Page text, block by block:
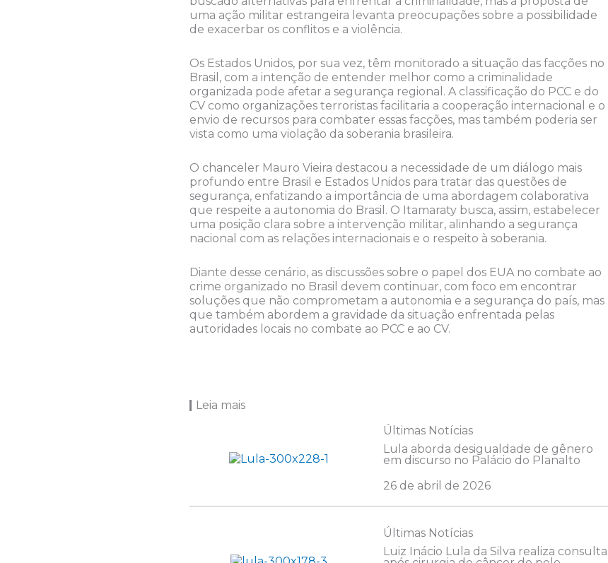
uma ação militar estrangeira levanta preocupações sobre a possibilidade
de exacerbar os conflitos e a violência.
Os Estados Unidos, por sua vez, têm monitorado a situação das facções no
Brasil, com a intenção de entender melhor como a criminalidade
organizada pode afetar a segurança regional. A classificação do PCC e do
CV como organizações terroristas facilitaria a cooperação internacional e o
envio de recursos para combater essas facções, mas também poderia ser
vista como uma violação da soberania brasileira.
O chanceler Mauro Vieira destacou a necessidade de um diálogo mais
profundo entre Brasil e Estados Unidos para tratar das questões de
segurança, enfatizando a importância de uma abordagem colaborativa
que respeite a autonomia do Brasil. O Itamaraty busca, assim, estabelecer
uma posição clara sobre a intervenção militar, alinhando a segurança
nacional com as relações internacionais e o respeito à soberania.
Diante desse cenário, as discussões sobre o papel dos EUA no combate ao
crime organizado no Brasil devem continuar, com foco em encontrar
soluções que não comprometam a autonomia e a segurança do país, mas
que também abordem a gravidade da situação enfrentada pelas
autoridades locais no combate ao PCC e ao CV.
Leia mais
Últimas Notícias
Lula aborda desigualdade de gênero
em discurso no Palácio do Planalto
26 de abril de 2026
Últimas Notícias
Luiz Inácio Lula da Silva realiza consulta